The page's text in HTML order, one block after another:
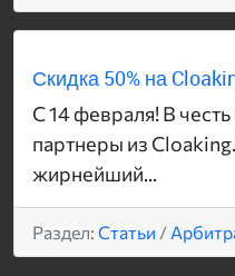
Скидка 50% на
С 14 февраля! В
партнеры из
жирнейший...
Раздел: Статьи /